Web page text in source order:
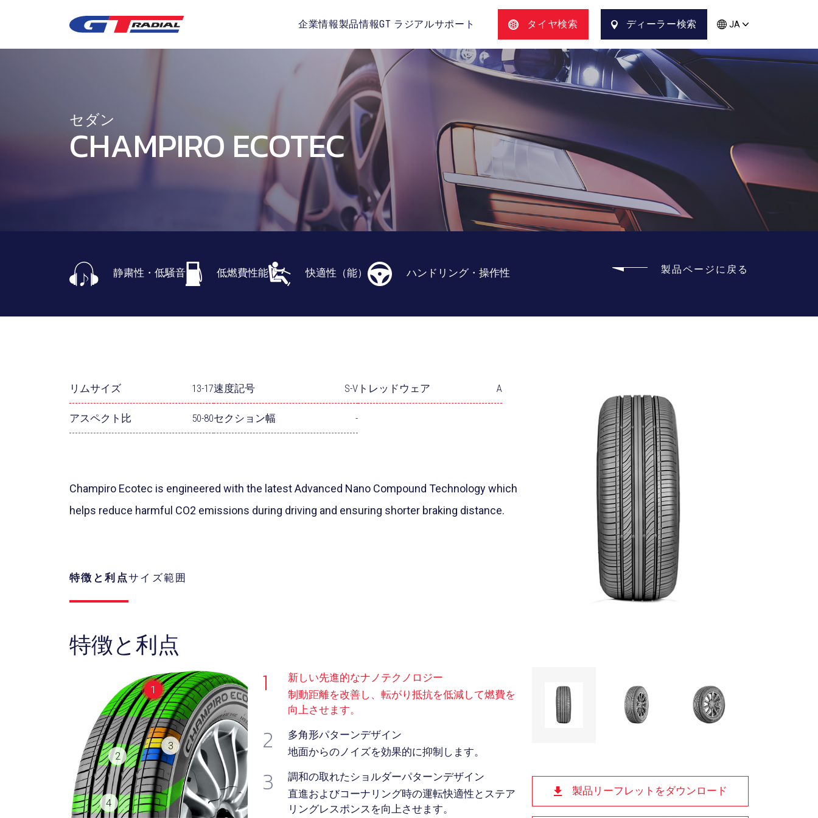
企業情報製品情報GT ラジアルサポート タイヤ検索 ディーラー検索 JA
セダン
CHAMPIRO ECOTEC
製品ページに戻る
静粛性・低騒音 低燃費性能 快適性（能） ハンドリング・操作性
製品リーフレットをダウンロード
リムサイズ 13-17速度記号 S-V トレッドウェア A
アスペクト比 50-80セクション幅 -
Champiro Ecotec is engineered with the latest Advanced Nano Compound Technology which
helps reduce harmful CO2 emissions during driving and ensuring shorter braking distance.
特徴と利点サイズ範囲
特徴と利点
1
2
3
4
1
新しい先進的なナノテクノロジー
制動距離を改善し、転がり抵抗を低減して燃費を
向上させます。
2
多角形パターンデザイン
地面からのノイズを効果的に抑制します。
3
調和の取れたショルダーパターンデザイン
直進およびコーナリング時の運転快適性とステア
リングレスポンスを向上させます。